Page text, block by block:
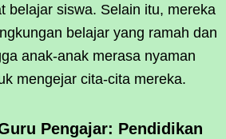
belajar siswa. Selain itu, mereka
belajar yang ramah dan
anak-anak merasa nyaman
mengejar cita-cita mereka.
Pengajar: Pendidikan